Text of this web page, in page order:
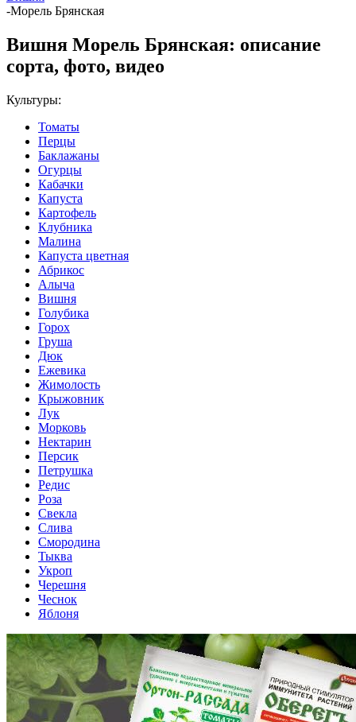
-Морель Брянская
Вишня Морель Брянская: описание
сорта, фото, видео
Культуры:
Томаты
Перцы
Баклажаны
Огурцы
Кабачки
Капуста
Картофель
Клубника
Малина
Капуста цветная
Абрикос
Алыча
Вишня
Голубика
Горох
Груша
Дюк
Ежевика
Жимолость
Крыжовник
Лук
Морковь
Нектарин
Персик
Петрушка
Редис
Роза
Свекла
Слива
Смородина
Тыква
Укроп
Черешня
Чеснок
Яблоня